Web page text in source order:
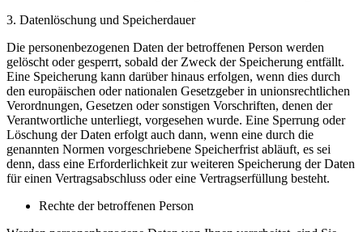
3. Datenlöschung und Speicherdauer
Die personenbezogenen Daten der betroffenen Person werden
gelöscht oder gesperrt, sobald der Zweck der Speicherung entfällt.
Eine Speicherung kann darüber hinaus erfolgen, wenn dies durch
den europäischen oder nationalen Gesetzgeber in unionsrechtlichen
Verordnungen, Gesetzen oder sonstigen Vorschriften, denen der
Verantwortliche unterliegt, vorgesehen wurde. Eine Sperrung oder
Löschung der Daten erfolgt auch dann, wenn eine durch die
genannten Normen vorgeschriebene Speicherfrist abläuft, es sei
denn, dass eine Erforderlichkeit zur weiteren Speicherung der Daten
für einen Vertragsabschluss oder eine Vertragserfüllung besteht.
Rechte der betroffenen Person